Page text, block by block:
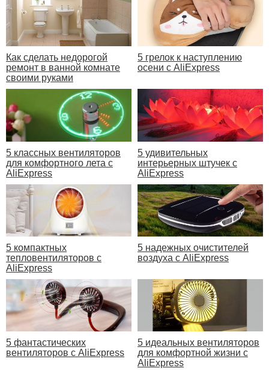
Как сделать недорогой
ремонт в ванной комнате
своими руками
5 грелок к наступлению
осени с AliExpress
5 классных вентиляторов
для комфортного лета с
AliExpress
5 удивительных
интерьерных штучек с
AliExpress
5 компактных
тепловентиляторов с
AliExpress
5 надежных очистителей
воздуха с AliExpress
5 фантастических
вентиляторов с AliExpress
5 идеальных вентиляторов
для комфортной жизни с
AliExpress